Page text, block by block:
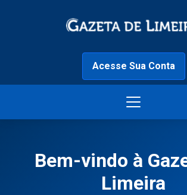
Acesse Sua Conta
Bem-vindo à
Limeira